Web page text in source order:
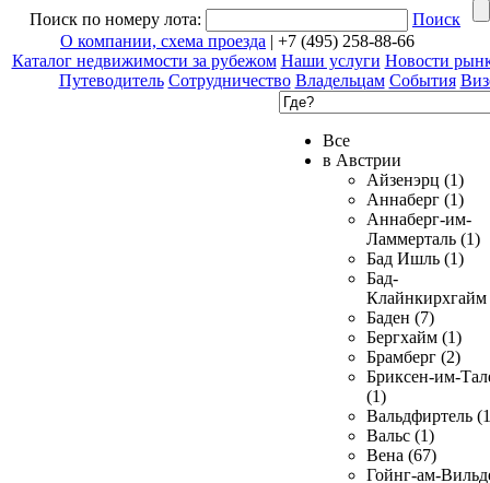
Поиск по номеру лота:
Поиск
О компании, схема проезда | +7 (495) 258-88-66
Каталог недвижимости за рубежом Наши услуги Новости
Путеводитель Сотрудничество Владельцам События
Все
в Австрии
Айзенэрц (1)
Аннаберг (1)
Аннаберг-им-
Ламмерталь (1)
Бад Ишль (1)
Бад-
Клайнкирхгайм
Баден (7)
Бергхайм (1)
Брамберг (2)
Бриксен-им-
(1)
Вальдфиртель
Вальс (1)
Вена (67)
Гойнг-ам-